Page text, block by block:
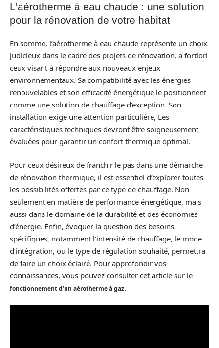
L’aérotherme à eau chaude : une solution
pour la rénovation de votre habitat
En somme, l’aérotherme à eau chaude représente un choix
judicieux dans le cadre des projets de rénovation, a fortiori
ceux visant à répondre aux nouveaux enjeux
environnementaux. Sa compatibilité avec les énergies
renouvelables et son efficacité énergétique le positionnent
comme une solution de chauffage d’exception. Son
installation exige une attention particulière, Les
caractéristiques techniques devront être soigneusement
évaluées pour garantir un confort thermique optimal.
Pour ceux désireux de franchir le pas dans une démarche
de rénovation thermique, il est essentiel d’explorer toutes
les possibilités offertes par ce type de chauffage. Non
seulement en matière de performance énergétique, mais
aussi dans le domaine de la durabilité et des économies
d’énergie. Enfin, évoquer la question des besoins
spécifiques, notamment l’intensité de chauffage, le mode
d’intégration, ou le type de régulation souhaité, permettra
de faire un choix éclairé. Pour approfondir vos
connaissances, vous pouvez consulter cet article sur le
fonctionnement d’un aérotherme à gaz.